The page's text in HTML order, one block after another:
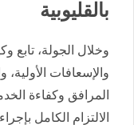
بالقليوبية
وخلال الجولة، تابع
والإسعافات
المرافق وكفاءة
الالتزام الكامل